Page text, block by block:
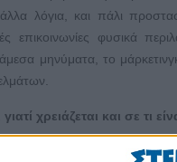
λόγια, και πάλι
επικοινωνίες φυσικά
μηνύματα, το
χρειάζεται και σε τι
μέρος μίας συνολικής